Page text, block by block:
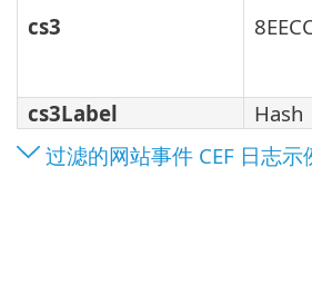
cs3
cs3Label
Hash
过滤的网站事件 CEF 日志示